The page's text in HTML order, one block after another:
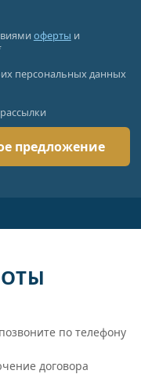
оферты и
персональных данных
по телефону
договора